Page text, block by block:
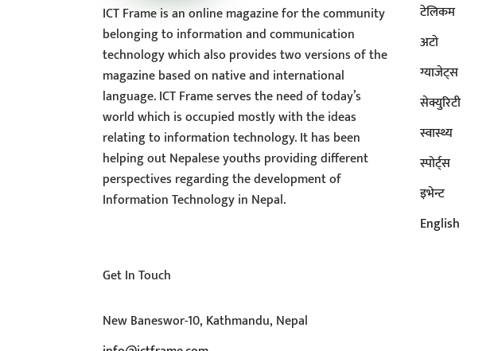
ICT Frame is an online magazine for the community
belonging to information and communication
technology which also provides two versions of the
magazine based on native and international
language. ICT Frame serves the need of today’s
world which is occupied mostly with the ideas
relating to information technology. It has been
helping out Nepalese youths providing different
perspectives regarding the development of
Information Technology in Nepal.
टेलिकम
अटाे
ग्याजेट्स
सेक्युरिटी
स्वास्थ्य
स्पोर्ट्स
इभेन्ट
English
Get In Touch
New Baneswor-10, Kathmandu, Nepal